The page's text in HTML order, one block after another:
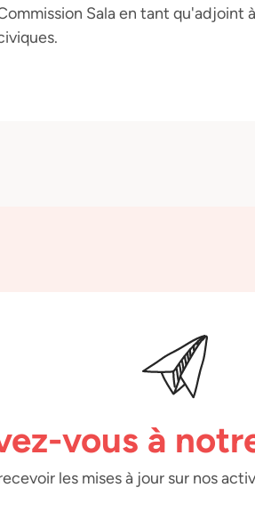
Sala en tant qu'adjoint
vous à
les mises à jour sur nos